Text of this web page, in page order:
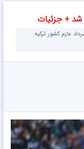
در ۴
قسط
بدون
سود و
راحت و
بفروشش+ جزئیات
عازم کشور ترکیه